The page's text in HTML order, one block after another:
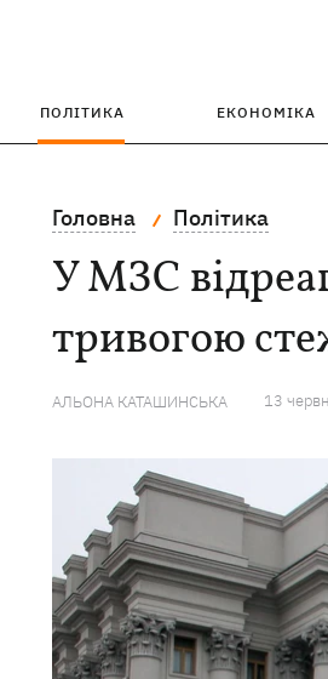
ПОЛІТИКА ЕКОНОМІКА
Головна Політика
У МЗС
тривогою
АЛЬОНА КАТАШИНСЬКА 13